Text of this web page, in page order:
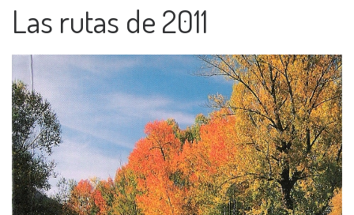
Las rutas de 2011